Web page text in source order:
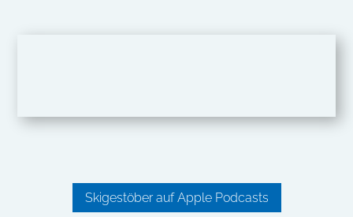
Skigestöber auf Apple Podcasts